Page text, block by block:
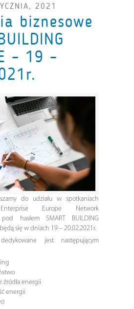
2021
biznesowe
– 19 –
do udziału w spotkaniach
Europe Network
hasłem SMART BUILDING
się w dniach 19 – 20.02.2021r.
dedykowane jest następującym
źródła energii
energii